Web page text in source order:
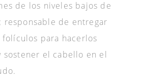
de los niveles bajos de
responsable de entregar
folículos para hacerlos
sostener el cabello en el